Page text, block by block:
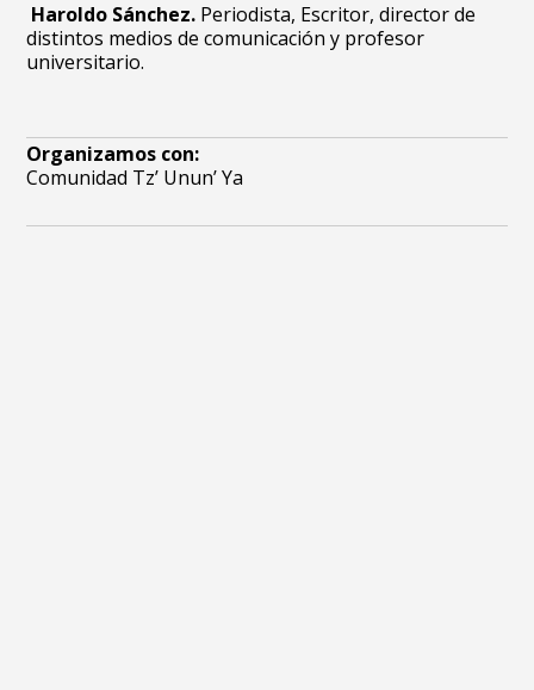
Organizamos con:
Comunidad Tz’ Unun’ Ya
Haroldo Sánchez. Periodista, Escritor, director de
distintos medios de comunicación y profesor
universitario.